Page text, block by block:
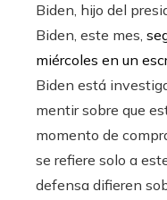
Biden, hijo del
Biden, este mes,
miércoles en un
Biden está
mentir sobre que
momento de
se refiere solo a
defensa difieren